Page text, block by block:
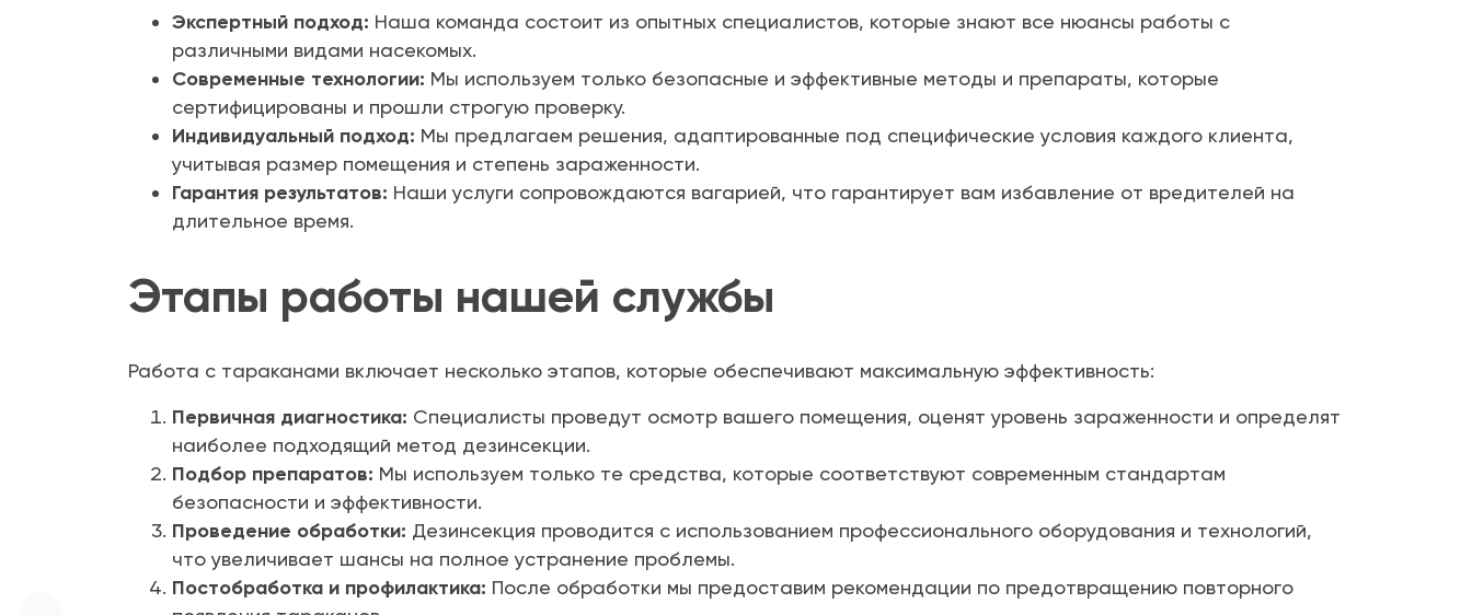
Экспертный подход: Наша команда состоит из опытных специалистов, которые знают все нюансы работы с
различными видами насекомых.
Современные технологии: Мы используем только безопасные и эффективные методы и препараты, которые
сертифицированы и прошли строгую проверку.
Индивидуальный подход: Мы предлагаем решения, адаптированные под специфические условия каждого клиента,
учитывая размер помещения и степень зараженности.
Гарантия результатов: Наши услуги сопровождаются вагарией, что гарантирует вам избавление от вредителей на
длительное время.
Этапы работы нашей службы
Работа с тараканами включает несколько этапов, которые обеспечивают максимальную эффективность:
Первичная диагностика: Специалисты проведут осмотр вашего помещения, оценят уровень зараженности и определят
наиболее подходящий метод дезинсекции.
Подбор препаратов: Мы используем только те средства, которые соответствуют современным стандартам
безопасности и эффективности.
Проведение обработки: Дезинсекция проводится с использованием профессионального оборудования и технологий,
что увеличивает шансы на полное устранение проблемы.
Постобработка и профилактика: После обработки мы предоставим рекомендации по предотвращению повторного